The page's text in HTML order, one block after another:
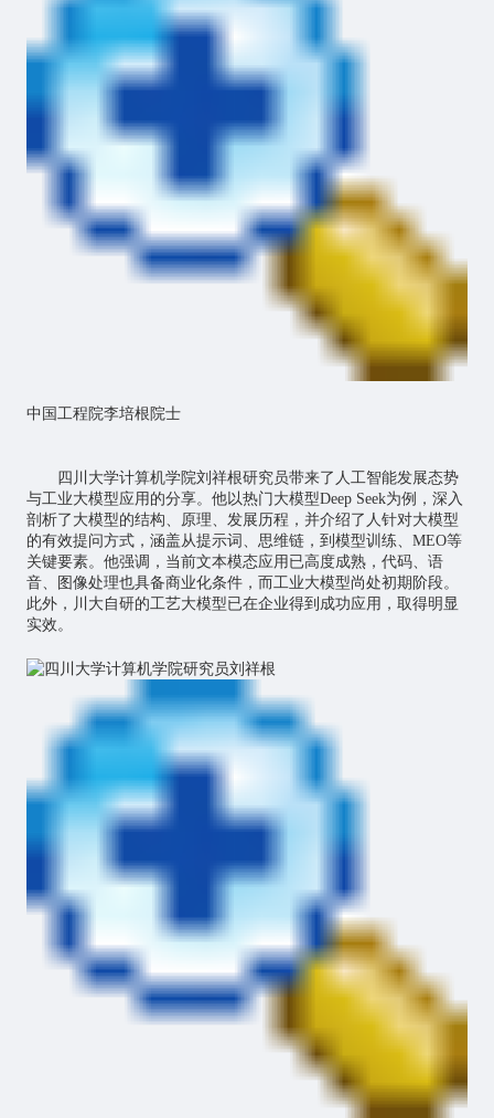
中国工程院李培根院士
四川大学计算机学院刘祥根研究员带来了人工智能发展态势
与工业大模型应用的分享。他以热门大模型Deep Seek为例，深入
剖析了大模型的结构、原理、发展历程，并介绍了人针对大模型
的有效提问方式，涵盖从提示词、思维链，到模型训练、MEO等
关键要素。他强调，当前文本模态应用已高度成熟，代码、语
音、图像处理也具备商业化条件，而工业大模型尚处初期阶段。
此外，川大自研的工艺大模型已在企业得到成功应用，取得明显
实效。